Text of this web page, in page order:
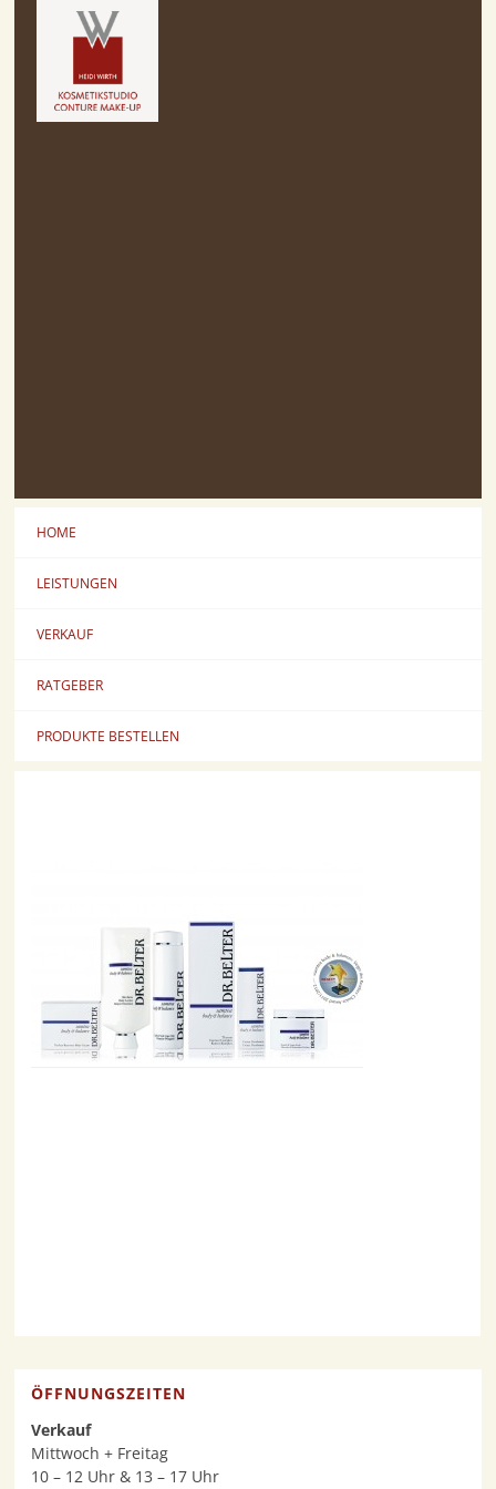
HOME
LEISTUNGEN
VERKAUF
RATGEBER
PRODUKTE BESTELLEN
ÖFFNUNGSZEITEN
Verkauf
Mittwoch + Freitag
10 – 12 Uhr & 13 – 17 Uhr